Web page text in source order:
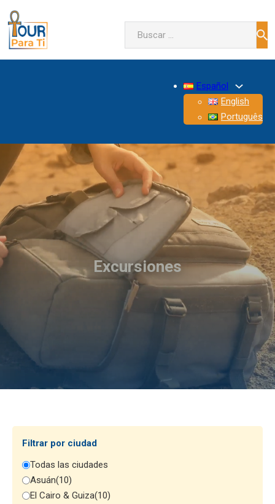
Buscar
Español
English
Português
Excursiones
Filtrar por ciudad
Todas las ciudades
Asuán(10)
El Cairo & Guiza(10)